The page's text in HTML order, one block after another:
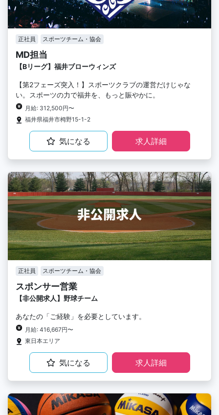
正社員 スポーツチーム・協会
MD担当
【Bリーグ】福井ブローウィンズ
【第2フェーズ突入！】スポーツクラブの運営だけじゃな
い。スポーツの力で福井を、もっと賑やかに。
月給: 312,500円〜
福井県福井市栂野15-1-2
気になる 求人詳細
正社員 スポーツチーム・協会
スポンサー営業
【非公開求人】野球チーム
あなたの「ご経験」を必要としています。
月給: 416,667円〜
東日本エリア
気になる 求人詳細